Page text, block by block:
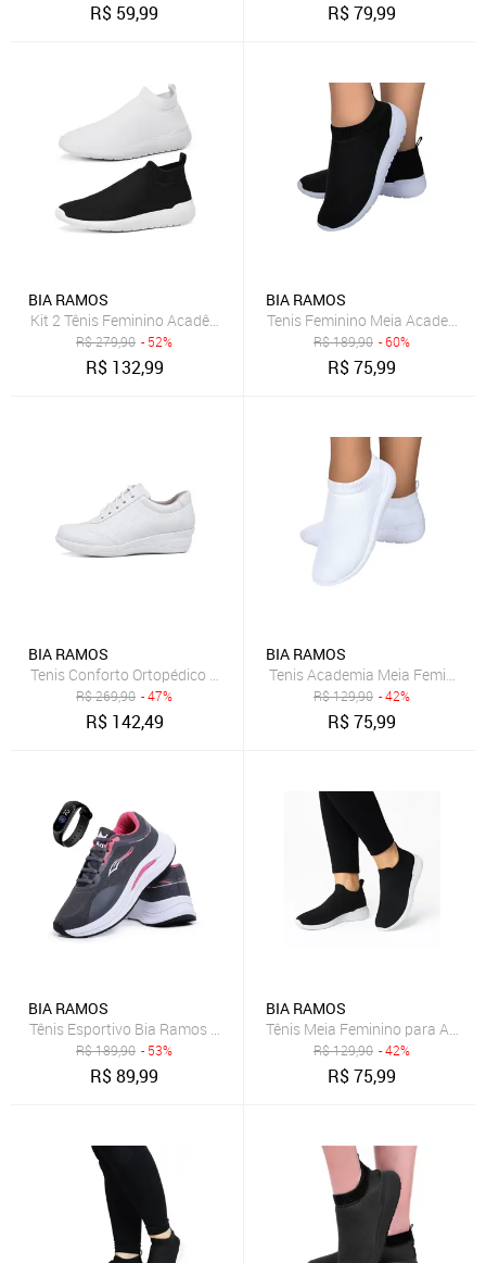
R$ 59,99 R$79,99
BIA RAMOS
Kit 2 Tênis Feminino Acadêmia Caminhada Esportivo Dia Dia Preto/
R$279,90 - 52%
R$ 132,99
BIA RAMOS
Tenis Feminino Meia Academia
R$189,90 - 60%
R$75,99
BIA RAMOS
Tenis Conforto Ortopédico com Cadarço Feminino Branco
R$269,90 - 47%
R$ 142,49
BIA RAMOS
Tenis Academia Meia Feminino
R$129,90 - 42%
R$75,99
BIA RAMOS
Tênis Esportivo Bia Ramos Caminhada Academia Feminino
R$189,90 - 53%
R$89,99
BIA RAMOS
Tênis Meia Feminino para
R$129,90 - 42%
R$75,99